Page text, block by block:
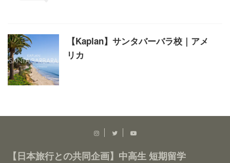
【Kaplan】サンタバーバラ校｜アメ
リカ
【日本旅行との共同企画】中高生 短期留学